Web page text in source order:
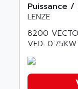
Puissance /
LENZE
8200
VFD .0.75KW